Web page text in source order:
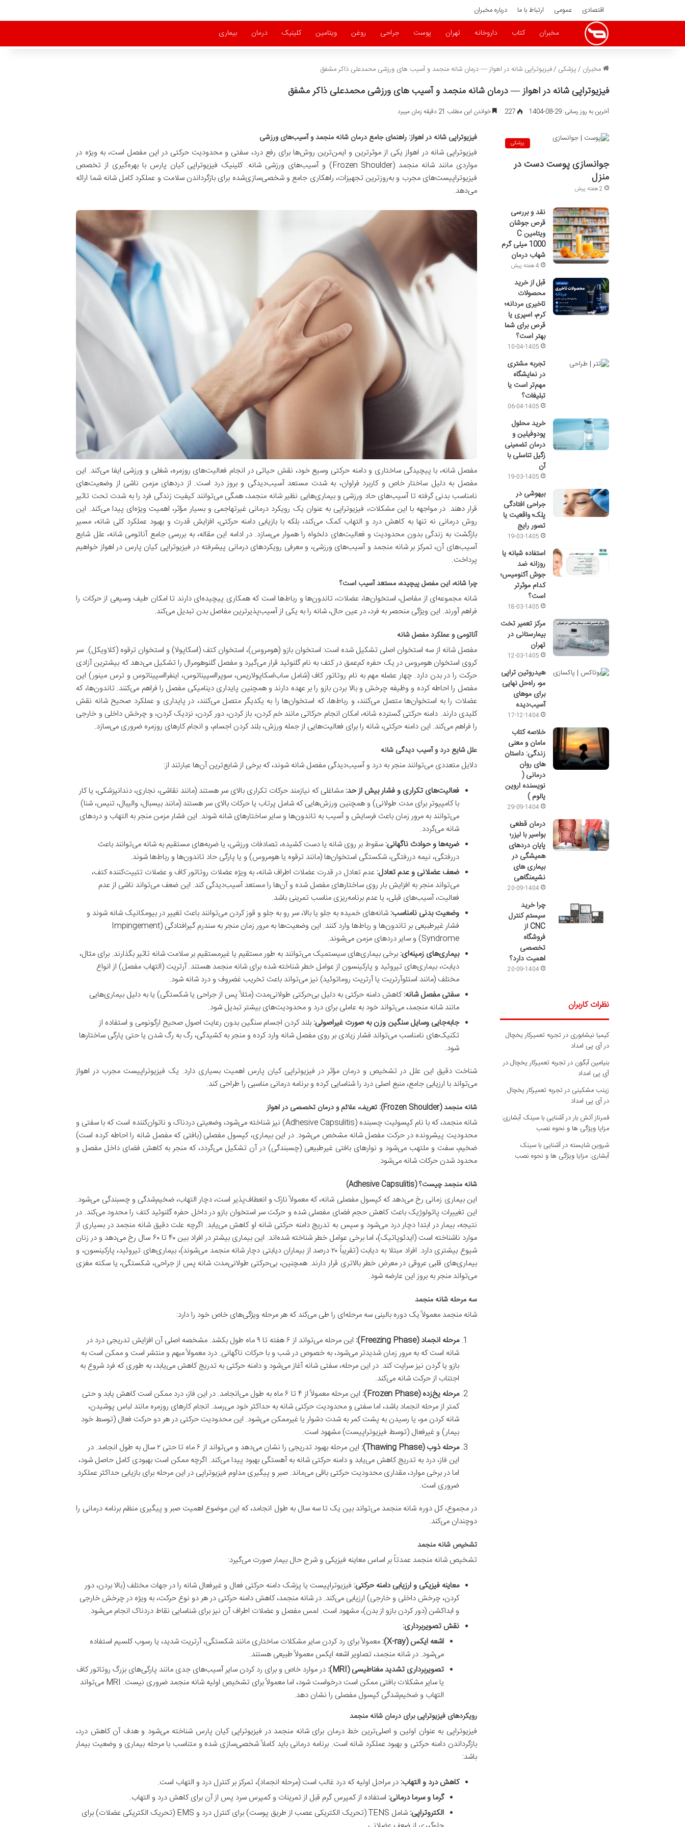
اقتصادی عمومی ارتباط با ما درباره مخبران
مخبران کتاب داروخانه تهران پوست جراحی روغن ویتامین کلینیک درمان بیماری
مخبران /پزشکی /فیزیوتراپی شانه در اهواز — درمان شانه منجمد و آسیب های ورزشی محمدعلی ذاکر مشفق
فیزیوتراپی شانه در اهواز — درمان شانه منجمد و آسیب های ورزشی محمدعلی ذاکر مشفق
آخرین به روز رسانی: 29-08-1404 227 خواندن این مطلب 21 دقیقه زمان میبرد
فیزیوتراپی شانه در اهواز: راهنمای جامع درمان شانه منجمد و آسیب‌های ورزشی
فیزیوتراپی شانه در اهواز یکی از موثرترین و ایمن‌ترین روش‌ها برای رفع درد، سفتی و محدودیت حرکتی در این مفصل است، به ویژه در
مواردی مانند شانه منجمد (Frozen Shoulder) و آسیب‌های ورزشی شانه. کلینیک فیزیوتراپی کیان پارس با بهره‌گیری از تخصص
فیزیوتراپیست‌های مجرب و به‌روزترین تجهیزات، راهکاری جامع و شخصی‌سازی‌شده برای بازگرداندن سلامت و عملکرد کامل شانه شما ارائه
می‌دهد.
مفصل شانه، با پیچیدگی ساختاری و دامنه حرکتی وسیع خود، نقش حیاتی در انجام فعالیت‌های روزمره، شغلی و ورزشی ایفا می‌کند. این
مفصل به دلیل ساختار خاص و کاربرد فراوان، به شدت مستعد آسیب‌دیدگی و بروز درد است. از دردهای مزمن ناشی از وضعیت‌های
نامناسب بدنی گرفته تا آسیب‌های حاد ورزشی و بیماری‌هایی نظیر شانه منجمد، همگی می‌توانند کیفیت زندگی فرد را به شدت تحت تاثیر
قرار دهند. در مواجهه با این مشکلات، فیزیوتراپی به عنوان یک رویکرد درمانی غیرتهاجمی و بسیار مؤثر، اهمیت ویژه‌ای پیدا می‌کند. این
روش درمانی نه تنها به کاهش درد و التهاب کمک می‌کند، بلکه با بازیابی دامنه حرکتی، افزایش قدرت و بهبود عملکرد کلی شانه، مسیر
بازگشت به زندگی بدون محدودیت و فعالیت‌های دلخواه را هموار می‌سازد. در ادامه این مقاله، به بررسی جامع آناتومی شانه، علل شایع
آسیب‌های آن، تمرکز بر شانه منجمد و آسیب‌های ورزشی، و معرفی رویکردهای درمانی پیشرفته در فیزیوتراپی کیان پارس در اهواز خواهیم
پرداخت.
چرا شانه، این مفصل پیچیده، مستعد آسیب است؟
شانه مجموعه‌ای از مفاصل، استخوان‌ها، عضلات، تاندون‌ها و رباط‌ها است که همکاری پیچیده‌ای دارند تا امکان طیف وسیعی از حرکات را
فراهم آورند. این ویژگی منحصر به فرد، در عین حال، شانه را به یکی از آسیب‌پذیرترین مفاصل بدن تبدیل می‌کند.
آناتومی و عملکرد مفصل شانه
مفصل شانه از سه استخوان اصلی تشکیل شده است: استخوان بازو (هومروس)، استخوان کتف (اسکاپولا) و استخوان ترقوه (کلاویکل). سر
کروی استخوان هومروس در یک حفره کم‌عمق در کتف به نام گلنوئید قرار می‌گیرد و مفصل گلنوهومرال را تشکیل می‌دهد که بیشترین آزادی
حرکت را در بدن دارد. چهار عضله مهم به نام روتاتور کاف (شامل ساب‌اسکاپولاریس، سوپرااسپیناتوس، اینفرااسپیناتوس و ترس مینور) این
مفصل را احاطه کرده و وظیفه چرخش و بالا بردن بازو را بر عهده دارند و همچنین پایداری دینامیکی مفصل را فراهم می‌کنند. تاندون‌ها، که
عضلات را به استخوان‌ها متصل می‌کنند، و رباط‌ها، که استخوان‌ها را به یکدیگر متصل می‌کنند، در پایداری و عملکرد صحیح شانه نقش
کلیدی دارند. دامنه حرکتی گسترده شانه، امکان انجام حرکاتی مانند خم کردن، باز کردن، دور کردن، نزدیک کردن، و چرخش داخلی و خارجی
را فراهم می‌کند. این دامنه حرکتی، شانه را برای فعالیت‌هایی از جمله ورزش، بلند کردن اجسام، و انجام کارهای روزمره ضروری می‌سازد.
علل شایع درد و آسیب دیدگی شانه
دلایل متعددی می‌توانند منجر به درد و آسیب‌دیدگی مفصل شانه شوند، که برخی از شایع‌ترین آن‌ها عبارتند از:
فعالیت‌های تکراری و فشار بیش از حد: مشاغلی که نیازمند حرکات تکراری بالای سر هستند (مانند نقاشی، نجاری، دندانپزشکی، یا کار
با کامپیوتر برای مدت طولانی) و همچنین ورزش‌هایی که شامل پرتاب یا حرکات بالای سر هستند (مانند بیسبال، والیبال، تنیس، شنا)
می‌توانند به مرور زمان باعث فرسایش و آسیب به تاندون‌ها و سایر ساختارهای شانه شوند. این فشار مزمن منجر به التهاب و دردهای
شانه می‌گردد.
ضربه‌ها و حوادث ناگهانی: سقوط بر روی شانه یا دست کشیده، تصادفات ورزشی، یا ضربه‌های مستقیم به شانه می‌توانند باعث
دررفتگی، نیمه دررفتگی، شکستگی استخوان‌ها (مانند ترقوه یا هومروس) و یا پارگی حاد تاندون‌ها و رباط‌ها شوند.
ضعف عضلانی و عدم تعادل: عدم تعادل در قدرت عضلات اطراف شانه، به ویژه عضلات روتاتور کاف و عضلات تثبیت‌کننده کتف،
می‌تواند منجر به افزایش بار روی ساختارهای مفصل شده و آن‌ها را مستعد آسیب‌دیدگی کند. این ضعف می‌تواند ناشی از عدم
فعالیت، آسیب‌های قبلی، یا عدم برنامه‌ریزی مناسب تمرینی باشد.
وضعیت بدنی نامناسب: شانه‌های خمیده به جلو یا بالا، سر رو به جلو و قوز کردن می‌توانند باعث تغییر در بیومکانیک شانه شوند و
فشار غیرطبیعی بر تاندون‌ها و رباط‌ها وارد کنند. این وضعیت‌ها به مرور زمان منجر به سندرم گیرافتادگی (Impingement
Syndrome) و سایر دردهای مزمن می‌شوند.
بیماری‌های زمینه‌ای: برخی بیماری‌های سیستمیک می‌توانند به طور مستقیم یا غیرمستقیم بر سلامت شانه تاثیر بگذارند. برای مثال،
دیابت، بیماری‌های تیروئید و پارکینسون از عوامل خطر شناخته شده برای شانه منجمد هستند. آرتریت (التهاب مفصل) از انواع
مختلف (مانند استئوآرتریت یا آرتریت روماتوئید) نیز می‌تواند باعث تخریب غضروف و درد شانه شود.
سفتی مفصل شانه:کاهش دامنه حرکتی به دلیل بی‌حرکتی طولانی‌مدت (مثلاً پس از جراحی یا شکستگی) یا به دلیل بیماری‌هایی
مانند شانه منجمد، می‌تواند خود به عاملی برای درد و محدودیت‌های بیشتر تبدیل شود.
جابه‌جایی وسایل سنگین وزن به صورت غیراصولی: بلند کردن اجسام سنگین بدون رعایت اصول صحیح ارگونومی و استفاده از
تکنیک‌های نامناسب می‌تواند فشار زیادی بر روی مفصل شانه وارد کرده و منجر به کشیدگی، رگ به رگ شدن یا حتی پارگی ساختارها
شود.
شناخت دقیق این علل در تشخیص و درمان مؤثر در فیزیوتراپی کیان پارس اهمیت بسیاری دارد. یک فیزیوتراپیست مجرب در اهواز
می‌تواند با ارزیابی جامع، منبع اصلی درد را شناسایی کرده و برنامه درمانی مناسبی را طراحی کند.
شانه منجمد (Frozen Shoulder): تعریف، علائم و درمان تخصصی در اهواز
شانه منجمد، که با نام کپسولیت چسبنده (Adhesive Capsulitis) نیز شناخته می‌شود، وضعیتی دردناک و ناتوان‌کننده است که با سفتی و
محدودیت پیشرونده در حرکت مفصل شانه مشخص می‌شود. در این بیماری، کپسول مفصلی (بافتی که مفصل شانه را احاطه کرده است)
ضخیم، سفت و ملتهب می‌شود و نوارهای بافتی غیرطبیعی (چسبندگی) در آن تشکیل می‌گردد، که منجر به کاهش فضای داخل مفصل و
محدود شدن حرکات شانه می‌شود.
شانه منجمد چیست؟ (Adhesive Capsulitis)
این بیماری زمانی رخ می‌دهد که کپسول مفصلی شانه، که معمولاً نازک و انعطاف‌پذیر است، دچار التهاب، ضخیم‌شدگی و چسبندگی می‌شود.
این تغییرات پاتولوژیک باعث کاهش حجم فضای مفصلی شده و حرکت سر استخوان بازو در داخل حفره گلنوئید کتف را محدود می‌کند. در
نتیجه، بیمار در ابتدا دچار درد می‌شود و سپس به تدریج دامنه حرکتی شانه او کاهش می‌یابد. اگرچه علت دقیق شانه منجمد در بسیاری از
موارد ناشناخته است (ایدئوپاتیک)، اما برخی عوامل خطر شناخته شده‌اند. این بیماری بیشتر در افراد بین ۴۰ تا ۶۰ سال رخ می‌دهد و در زنان
شیوع بیشتری دارد. افراد مبتلا به دیابت (تقریباً ۲۰ درصد از بیماران دیابتی دچار شانه منجمد می‌شوند)، بیماری‌های تیروئید، پارکینسون، و
بیماری‌های قلبی عروقی در معرض خطر بالاتری قرار دارند. همچنین، بی‌حرکتی طولانی‌مدت شانه پس از جراحی، شکستگی، یا سکته مغزی
می‌تواند منجر به بروز این عارضه شود.
سه مرحله شانه منجمد
شانه منجمد معمولاً یک دوره بالینی سه مرحله‌ای را طی می‌کند که هر مرحله ویژگی‌های خاص خود را دارد:
مرحله انجماد (Freezing Phase):
این مرحله می‌تواند از ۶ هفته تا ۹ ماه طول بکشد. مشخصه اصلی آن افزایش تدریجی درد در
شانه است که به مرور زمان شدیدتر می‌شود، به خصوص در شب و با حرکات ناگهانی. درد معمولاً مبهم و منتشر است و ممکن است به
بازو یا گردن نیز سرایت کند. در این مرحله، سفتی شانه آغاز می‌شود و دامنه حرکتی به تدریج کاهش می‌یابد، به طوری که فرد شروع به
اجتناب از حرکت شانه می‌کند.
مرحله یخ‌زده (Frozen Phase):
این مرحله معمولاً از ۴ تا ۶ ماه به طول می‌انجامد. در این فاز، درد ممکن است کاهش یابد و حتی
کمتر از مرحله انجماد باشد، اما سفتی و محدودیت حرکتی شانه به حداکثر خود می‌رسد. انجام کارهای روزمره مانند لباس پوشیدن،
شانه کردن مو، یا رسیدن به پشت کمر به شدت دشوار یا غیرممکن می‌شود. این محدودیت حرکتی در هر دو حرکت فعال (توسط خود
بیمار) و غیرفعال (توسط فیزیوتراپیست) مشهود است.
مرحله ذوب (Thawing Phase):
این مرحله بهبود تدریجی را نشان می‌دهد و می‌تواند از ۶ ماه تا حتی ۲ سال به طول انجامد. در
این فاز، درد به تدریج کاهش می‌یابد و دامنه حرکتی شانه به آهستگی بهبود پیدا می‌کند. اگرچه ممکن است بهبودی کامل حاصل شود،
اما در برخی موارد، مقداری محدودیت حرکتی باقی می‌ماند. صبر و پیگیری مداوم فیزیوتراپی در این مرحله برای بازیابی حداکثر عملکرد
ضروری است.
در مجموع، کل دوره شانه منجمد می‌تواند بین یک تا سه سال به طول انجامد، که این موضوع اهمیت صبر و پیگیری منظم برنامه درمانی را
دوچندان می‌کند.
تشخیص شانه منجمد
تشخیص شانه منجمد عمدتاً بر اساس معاینه فیزیکی و شرح حال بیمار صورت می‌گیرد:
معاینه فیزیکی و ارزیابی دامنه حرکتی: فیزیوتراپیست یا پزشک دامنه حرکتی فعال و غیرفعال شانه را در جهات مختلف (بالا بردن، دور
کردن، چرخش داخلی و خارجی) ارزیابی می‌کند. در شانه منجمد، کاهش دامنه حرکتی در هر دو نوع حرکت، به ویژه در چرخش خارجی
و ابداکشن (دور کردن بازو از بدن)، مشهود است. لمس مفصل و عضلات اطراف آن نیز برای شناسایی نقاط دردناک انجام می‌شود.
نقش تصویربرداری:
اشعه ایکس (X-ray):
معمولاً برای رد کردن سایر مشکلات ساختاری مانند شکستگی، آرتریت شدید، یا رسوب کلسیم استفاده
می‌شود. در شانه منجمد، تصاویر اشعه ایکس معمولاً طبیعی هستند.
تصویربرداری تشدید مغناطیسی (MRI):
در موارد خاص و برای رد کردن سایر آسیب‌های جدی مانند پارگی‌های بزرگ روتاتور کاف
یا سایر مشکلات بافتی ممکن است درخواست شود، اما معمولاً برای تشخیص اولیه شانه منجمد ضروری نیست. MRI می‌تواند
التهاب و ضخیم‌شدگی کپسول مفصلی را نشان دهد.
رویکردهای فیزیوتراپی برای درمان شانه منجمد
فیزیوتراپی به عنوان اولین و اصلی‌ترین خط درمان برای شانه منجمد در فیزیوتراپی کیان پارس شناخته می‌شود و هدف آن کاهش درد،
بازگرداندن دامنه حرکتی و بهبود عملکرد شانه است. برنامه درمانی باید کاملاً شخصی‌سازی شده و متناسب با مرحله بیماری و وضعیت بیمار
باشد:
کاهش درد و التهاب: در مراحل اولیه که درد غالب است (مرحله انجماد)، تمرکز بر کنترل درد و التهاب است.
گرما و سرما درمانی: استفاده از کمپرس گرم قبل از تمرینات و کمپرس سرد پس از آن برای کاهش درد و التهاب.
الکتروتراپی:
شامل TENS (تحریک الکتریکی عصب از طریق پوست) برای کنترل درد و EMS (تحریک الکتریکی عضلات) برای
پزشکی
جوانسازی پوست دست در
منزل
2 هفته پیش
نقد و بررسی
قرص جوشان
ویتامین C
1000 میلی گرم
شهاب درمان
4 هفته پیش
قبل از خرید
محصولات
تاخیری مردانه؛
کرم، اسپری یا
قرص برای شما
بهتر است؟
10-04-1405
تجربه مشتری
در نمایشگاه
مهم‌تر است یا
تبلیغات؟
06-04-1405
خرید محلول
پودوفیلین و
درمان تضمینی
زگیل تناسلی با
آن
19-03-1405
بیهوشی در
جراحی افتادگی
پلک؛ واقعیت یا
تصور رایج
19-03-1405
استفاده شبانه یا
روزانه ضد
جوش آکنومیس؛
کدام موثرتر
است؟
18-03-1405
مرکز تعمیر تخت
بیمارستانی در
تهران
12-03-1405
هیدروتین تراپی
مو، راه‌حل نهایی
برای موهای
آسیب‌دیده
17-12-1404
خلاصه کتاب
مامان و معنی
زندگی: داستان
های روان
درمانی (
نویسنده اروین
یالوم )
29-09-1404
درمان قطعی
بواسیر با لیزر؛
پایان دردهای
همیشگی در
بیماری های
نشیمنگاهی
20-09-1404
چرا خرید
سیستم کنترل
CNC از
فروشگاه
تخصصی
اهمیت دارد؟
20-09-1404
نظرات کاربران
کیمیا نیشابوری درتجربه تعمیرکار یخچال
در آی پی امداد
بنیامین آبگون درتجربه تعمیرکار یخچال در
آی پی امداد
زینب مشکینی درتجربه تعمیرکار یخچال
در آی پی امداد
قمرناز آتش باردرآشنایی با سینک آبشاری:
مزایا ویژگی ها و نحوه نصب
شروین شایسته درآشنایی با سینک
آبشاری: مزایا ویژگی ها و نحوه نصب